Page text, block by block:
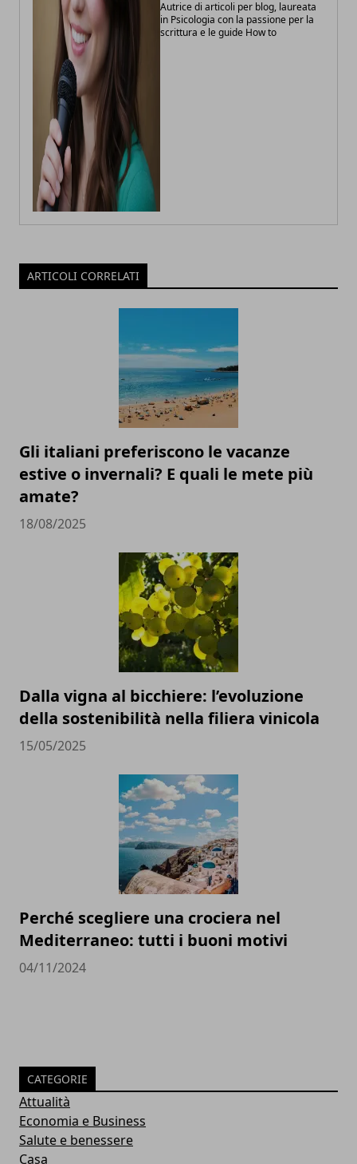
Autrice di articoli per blog, laureata
in Psicologia con la passione per la
scrittura e le guide How to
ARTICOLI CORRELATI
Gli italiani preferiscono le vacanze
estive o invernali? E quali le mete più
amate?
18/08/2025
Dalla vigna al bicchiere: l’evoluzione
della sostenibilità nella filiera vinicola
15/05/2025
Perché scegliere una crociera nel
Mediterraneo: tutti i buoni motivi
04/11/2024
CATEGORIE
Attualità
Economia e Business
Salute e benessere
Casa